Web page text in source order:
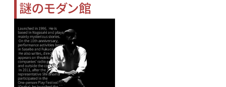
謎のモダン館